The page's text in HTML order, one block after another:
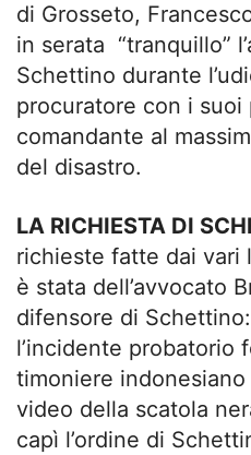
di Grosseto,
in serata “tranquillo”
Schettino durante
procuratore con i suoi
comandante al
del disastro.
LA RICHIESTA DI
richieste fatte dai vari
è stata dell’avvocato
difensore di
l’incidente probatorio
timoniere
video della scatola
capì l’ordine di